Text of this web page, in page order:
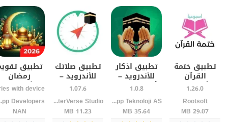
تطبيق ختمة
القرآن
أسبوعيًا
للأندرويد |
التزم بالقراءة
دون انقطاع
1.26.0
Rootsoft
29.07 MB
تطبيق اذكار
للأندرويد –
أذكار الصباح
والمساء
بسهولة
1.0.8
Assistant App Teknoloji AS
35.64 MB
تطبيق صلاتك
للأندرويد –
مواقيت الصلاة
واتجاه القبلة
بدقة
1.07.6
JupiterVerse Studio
11.23 MB
تطبيق
رمضان
للأندرويد –
أوقات
بدقة
يومية
NAN